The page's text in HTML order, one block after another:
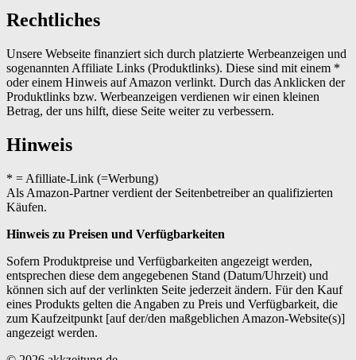
Rechtliches
Unsere Webseite finanziert sich durch platzierte Werbeanzeigen und
sogenannten Affiliate Links (Produktlinks). Diese sind mit einem *
oder einem Hinweis auf Amazon verlinkt. Durch das Anklicken der
Produktlinks bzw. Werbeanzeigen verdienen wir einen kleinen
Betrag, der uns hilft, diese Seite weiter zu verbessern.
Hinweis
* = Afilliate-Link (=Werbung)
Als Amazon-Partner verdient der Seitenbetreiber an qualifizierten
Käufen.
Hinweis zu Preisen und Verfügbarkeiten
Sofern Produktpreise und Verfügbarkeiten angezeigt werden,
entsprechen diese dem angegebenen Stand (Datum/Uhrzeit) und
können sich auf der verlinkten Seite jederzeit ändern. Für den Kauf
eines Produkts gelten die Angaben zu Preis und Verfügbarkeit, die
zum Kaufzeitpunkt [auf der/den maßgeblichen Amazon-Website(s)]
angezeigt werden.